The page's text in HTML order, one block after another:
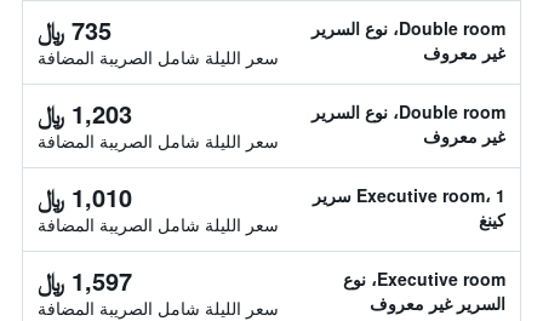
Double room، نوع السرير
غير معروف
735 ﷼
سعر الليلة شامل الصريبة المضافة
Double room، نوع السرير
غير معروف
1,203 ﷼
سعر الليلة شامل الصريبة المضافة
Executive room، 1 سرير
كينغ
1,010 ﷼
سعر الليلة شامل الصريبة المضافة
Executive room، نوع
السرير غير معروف
1,597 ﷼
سعر الليلة شامل الصريبة المضافة